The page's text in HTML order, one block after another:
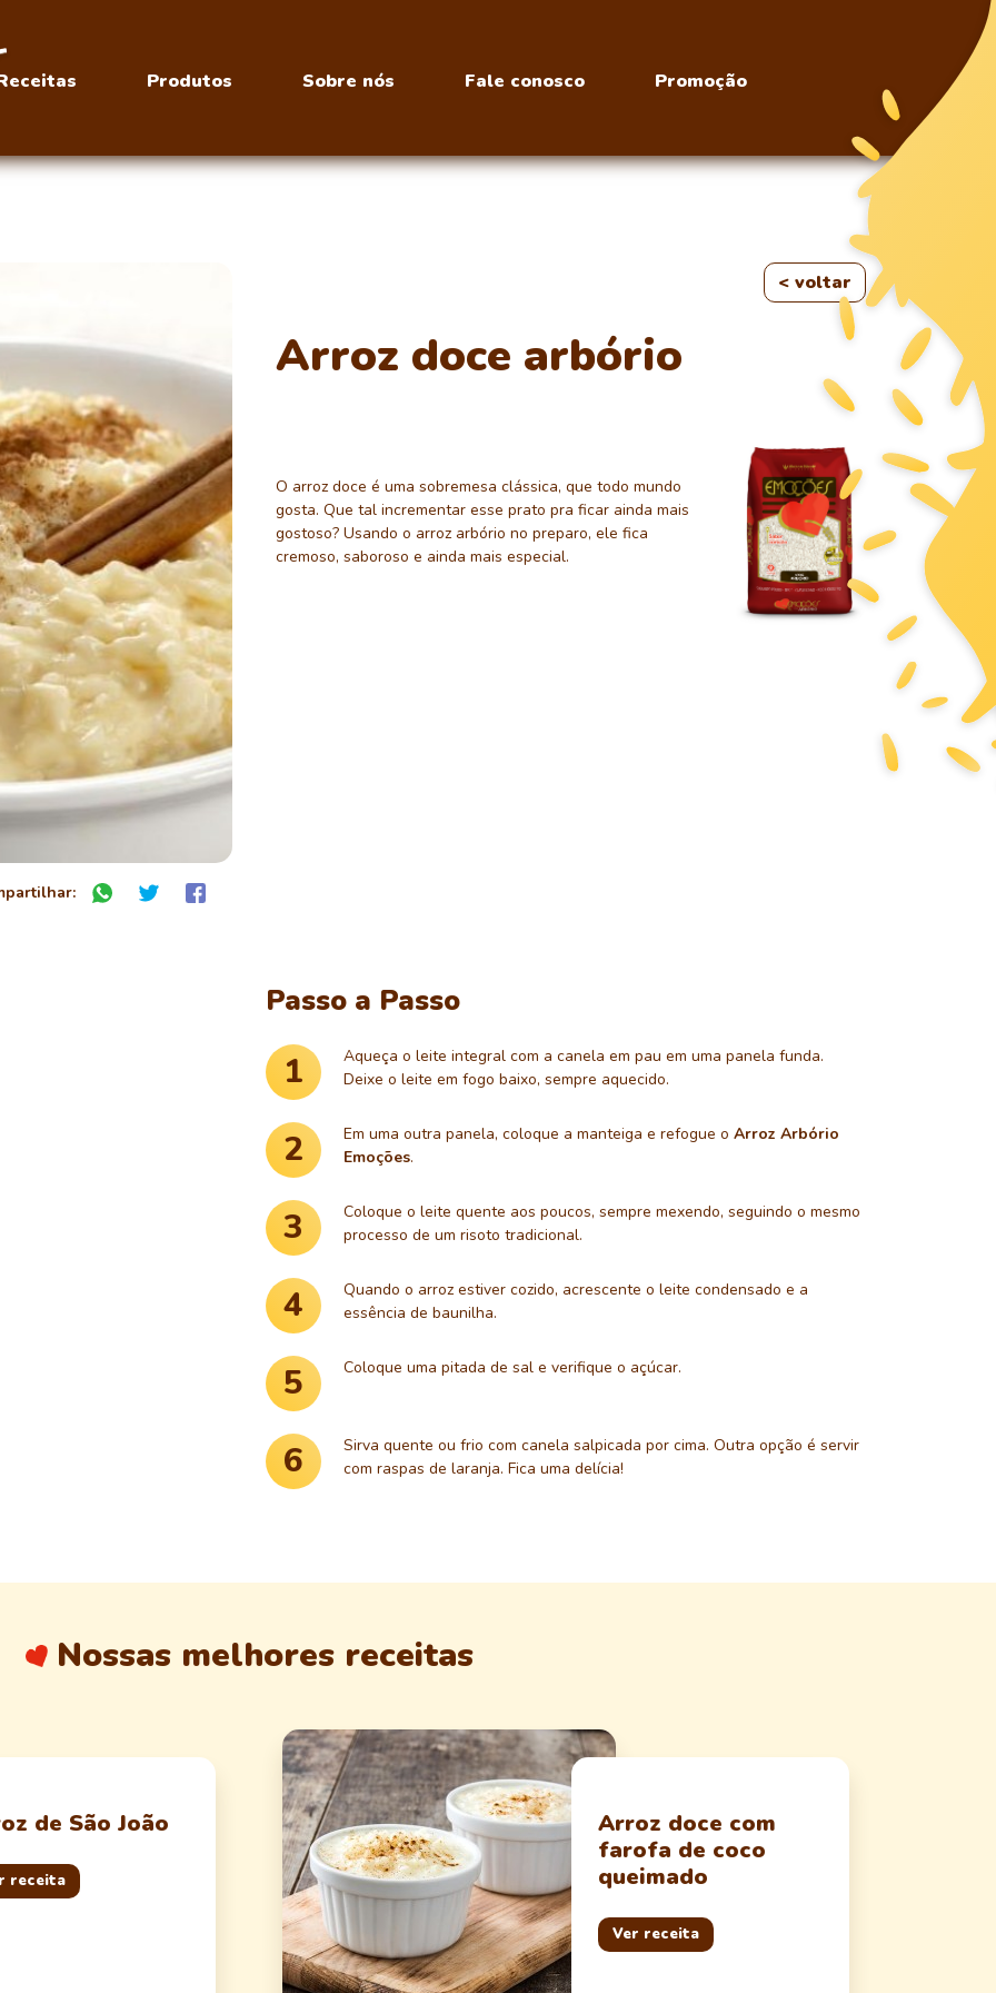
Produtos Sobre nós Fale conosco Promoção
< voltar
Arroz doce arbório
O arroz doce é uma sobremesa clássica, que todo mundo
gosta. Que tal incrementar esse prato pra ficar ainda mais
gostoso? Usando o arroz arbório no preparo, ele fica
cremoso, saboroso e ainda mais especial.
Passo a Passo
Aqueça o leite integral com a canela em pau em uma panela funda.
Deixe o leite em fogo baixo, sempre aquecido.
Em uma outra panela, coloque a manteiga e refogue o Arroz Arbório
Emoções.
Coloque o leite quente aos poucos, sempre mexendo, seguindo o mesmo
processo de um risoto tradicional.
Quando o arroz estiver cozido, acrescente o leite condensado e a
essência de baunilha.
Coloque uma pitada de sal e verifique o açúcar.
Sirva quente ou frio com canela salpicada por cima. Outra opção é servir
com raspas de laranja. Fica uma delícia!
Nossas melhores receitas
de São João
receita
Arroz doce com
farofa de coco
queimado
Ver receita